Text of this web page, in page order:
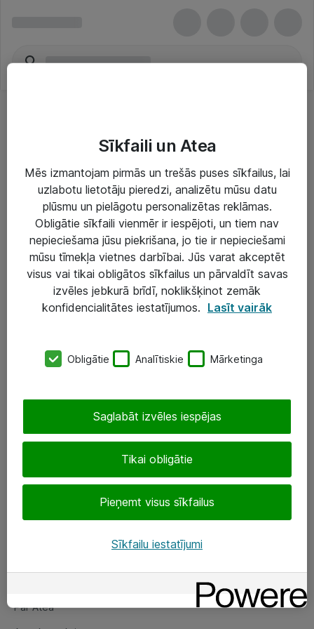
Risinājumi & Pakalpojumi
IT serviss un atbalsts
IT infrastruktūra
Darba vietu IT risinājumi
Serveri un datu centri
SIA „ATEA”
eShop@atea.lv
Sekojiet mums
Par Atea
Par Atea
Sīkfaili un Atea
Mēs izmantojam pirmās un trešās puses sīkfailus, lai
uzlabotu lietotāju pieredzi, analizētu mūsu datu
plūsmu un pielāgotu personalizētas reklāmas.
Obligātie sīkfaili vienmēr ir iespējoti, un tiem nav
nepieciešama jūsu piekrišana, jo tie ir nepieciešami
mūsu tīmekļa vietnes darbībai. Jūs varat akceptēt
visus vai tikai obligātos sīkfailus un pārvaldīt savas
izvēles jebkurā brīdī, noklikšķinot zemāk
konfidencialitātes iestatījumos. Lasīt vairāk
Obligātie Analītiskie Mārketinga
Tikai obligātie
Pieņemt visus sīkfailus
Saglabāt izvēles iespējas
Sīkfailu iestatījumi